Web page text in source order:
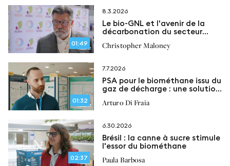
01:49
8.3.2026
Le bio-GNL et l'avenir de la
décarbonation du secteur
Christopher Maloney
01:32
7.7.2026
PSA pour le biométhane issu du
gaz de décharge : une solution
méthane
Arturo Di Fraia
02:37
6.30.2026
Brésil : la canne à sucre stimule
l'essor du biométhane
Paula Barbosa